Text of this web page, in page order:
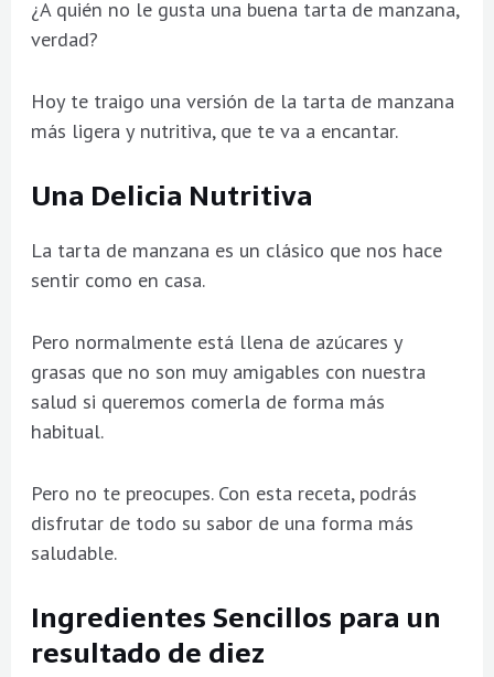
¿A quién no le gusta una buena tarta de manzana,
verdad?
Hoy te traigo una versión de la tarta de manzana
más ligera y nutritiva, que te va a encantar.
Una Delicia Nutritiva
La tarta de manzana es un clásico que nos hace
sentir como en casa.
Pero normalmente está llena de azúcares y
grasas que no son muy amigables con nuestra
salud si queremos comerla de forma más
habitual.
Pero no te preocupes. Con esta receta, podrás
disfrutar de todo su sabor de una forma más
saludable.
Ingredientes Sencillos para un
resultado de diez